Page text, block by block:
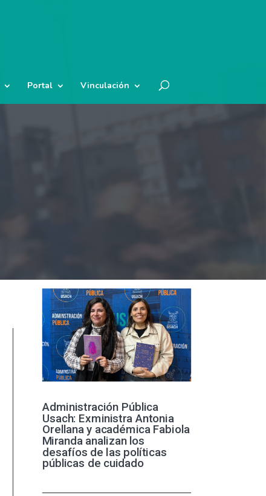
Portal Vinculación
Administración Pública
Usach: Exministra Antonia
Orellana y académica Fabiola
Miranda analizan los
desafíos de las políticas
públicas de cuidado